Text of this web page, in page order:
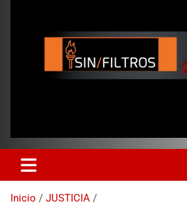
Inicio
JUSTICIA